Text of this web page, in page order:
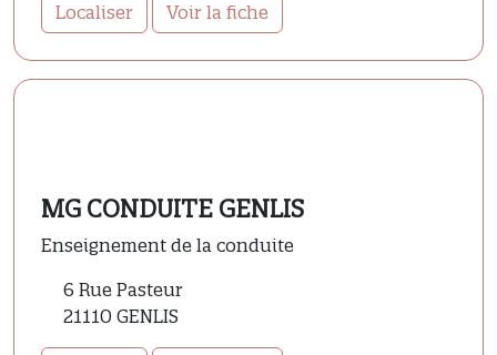
Localiser Voir la fiche
MG CONDUITE GENLIS
Enseignement de la conduite
6 Rue Pasteur
21110 GENLIS